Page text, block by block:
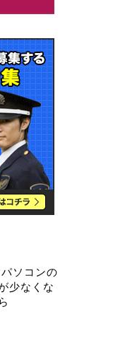
ソコンの
少なくな